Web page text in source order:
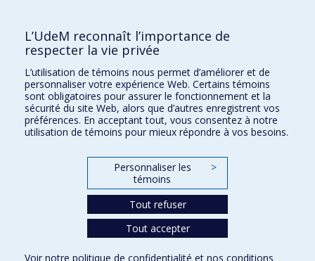
Kinésiologie et des sciences de l’activité physique
Orthophonie et audiologie
Réadaptation
Directions
DPC
CPASS
L’UdeM reconnaît l’importance de
respecter la vie privée
L’utilisation de témoins nous permet d’améliorer et de
personnaliser votre expérience Web. Certains témoins
sont obligatoires pour assurer le fonctionnement et la
sécurité du site Web, alors que d’autres enregistrent vos
préférences. En acceptant tout, vous consentez à notre
utilisation de témoins pour mieux répondre à vos besoins.
Personnaliser les
témoins
>
Tout refuser
Tout accepter
Voir notre politique de confidentialité et nos conditions